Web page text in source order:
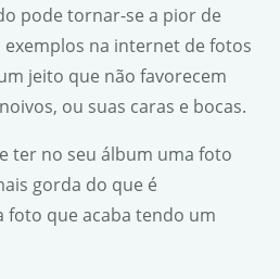
pode tornar-se a pior de
na internet de fotos
jeito que não favorecem
ou suas caras e bocas.
ter no seu álbum uma foto
gorda do que é
que acaba tendo um